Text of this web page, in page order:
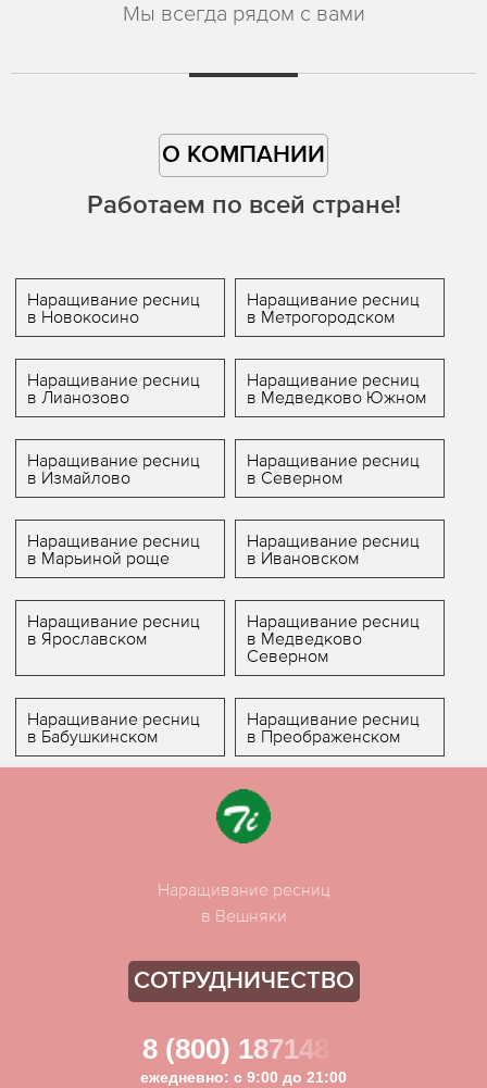
Мы всегда рядом с вами
О КОМПАНИИ
Работаем по всей стране!
Наращивание ресниц
в Новокосино
Наращивание ресниц
в Метрогородском
Наращивание ресниц
в Лианозово
Наращивание ресниц
в Медведково Южном
Наращивание ресниц
в Измайлово
Наращивание ресниц
в Северном
Наращивание ресниц
в Марьиной роще
Наращивание ресниц
в Ивановском
Наращивание ресниц
в Ярославском
Наращивание ресниц
в Медведково
Северном
Наращивание ресниц
в Бабушкинском
Наращивание ресниц
в Преображенском
Наращивание ресниц
в Вешняки
СОТРУДНИЧЕСТВО
8 (800) 1871481
ежедневно: с 9:00 до 21:00